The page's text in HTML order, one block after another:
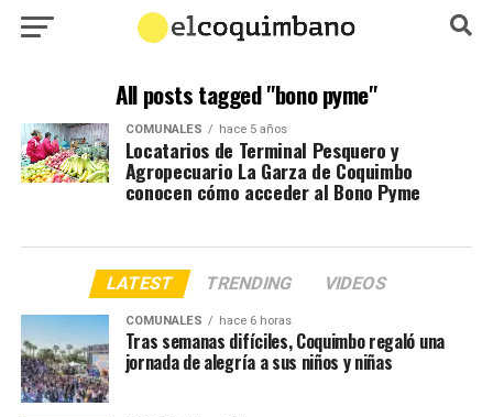
All posts tagged "bono pyme"
COMUNALES hace 5 años
Locatarios de Terminal Pesquero y
Agropecuario La Garza de Coquimbo
conocen cómo acceder al Bono Pyme
LATEST TRENDING VIDEOS
COMUNALES hace 6 horas
Tras semanas difíciles, Coquimbo regaló una
jornada de alegría a sus niños y niñas